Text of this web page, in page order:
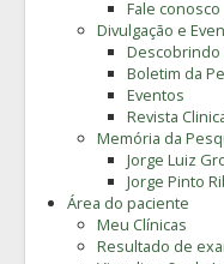
Fale conosco
Divulgação e
Descobrindo
Boletim da
Eventos
Revista
Memória da
Jorge Luiz
Jorge Pinto
Área do paciente
Meu Clínicas
Resultado de